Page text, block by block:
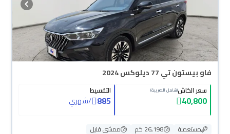
فاو بيستون تي 77 ديلوكس 2024
سعر الكاش(شامل الضريبة)
40,800
التقسيط
885
/شهري
مستعملة 26,198 كم ممشى قليل